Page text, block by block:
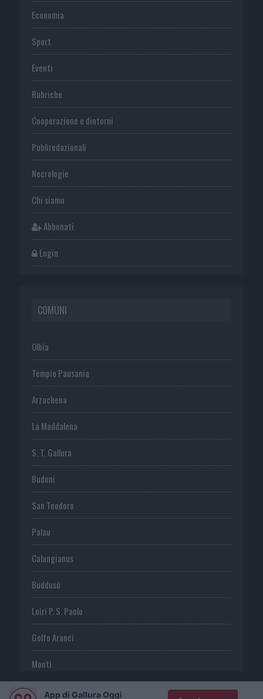
Economia
Sport
Eventi
Rubriche
Cooperazione e dintorni
Publiredazionali
Necrologie
Chi siamo
Abbonati
Login
COMUNI
Olbia
Tempio Pausania
Arzachena
La Maddalena
S. T. Gallura
Budoni
San Teodoro
Palau
Calangianus
Buddusò
Loiri P. S. Paolo
Golfo Aranci
Monti
TeltiApp di Gallura Oggi